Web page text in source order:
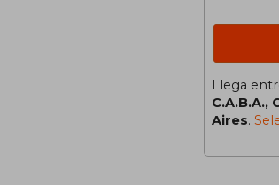
Llega
C.A.B.A.,
Aires.